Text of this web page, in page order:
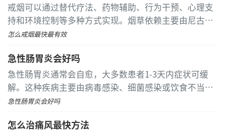
戒烟可以通过替代疗法、药物辅助、行为干预、心理支
持和环境控制等多种方式实现。烟草依赖主要由尼古丁
成瘾机制、心理习惯依赖、社会文化因素、基因易感性
贴剂、咀嚼胶等剂型缓解戒断反应
怎么戒烟最快最有效
急性肠胃炎会好吗
急性肠胃炎通常会自愈，大多数患者1-3天内症状可缓
解。这种疾病主要由病毒感染、细菌感染或饮食不当引
起，表现为腹痛、腹泻、恶心呕吐等症状。 病毒感染性
过消化道传播
急性肠胃炎会好吗
怎么治痛风最快方法